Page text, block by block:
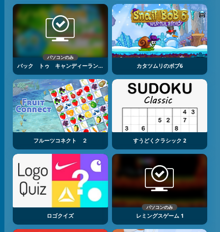
パソコンのみ
バック トゥ キャンディーランド ４ カタツムリのボブ6
フルーツコネクト ２ すうどくクラシック 2
ロゴクイズ
パソコンのみ
レミングスゲーム 1